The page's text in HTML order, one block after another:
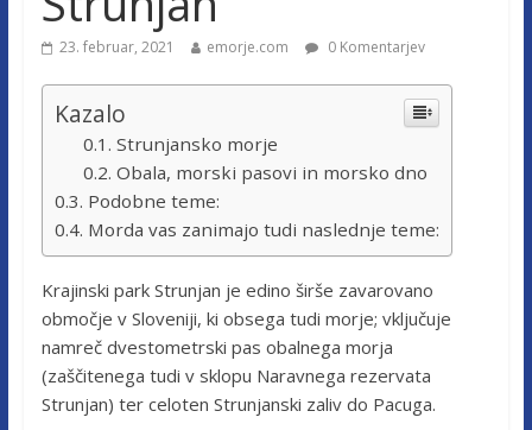
23. februar, 2021 emorje.com 0 Komentarjev
Kazalo
Strunjansko morje
Obala, morski pasovi in morsko dno
Podobne teme:
Morda vas zanimajo tudi naslednje teme:
Krajinski park Strunjan je edino širše zavarovano
območje v Sloveniji, ki obsega tudi morje; vključuje
namreč dvestometrski pas obalnega morja
(zaščitenega tudi v sklopu Naravnega rezervata
Strunjan) ter celoten Strunjanski zaliv do Pacuga.